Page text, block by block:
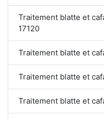
Traitement blatte et
17120
Traitement blatte et
Traitement blatte et
Traitement blatte et